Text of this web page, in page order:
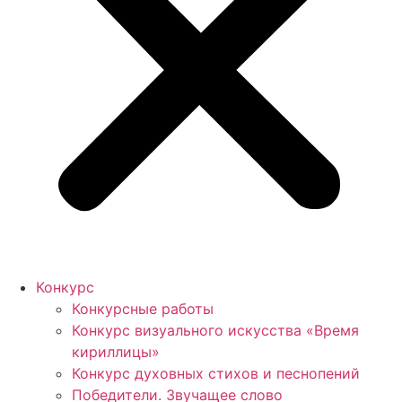
Конкурс
Конкурсные работы
Конкурс визуального искусства «Время
кириллицы»
Конкурс духовных стихов и песнопений
Победители. Звучащее слово